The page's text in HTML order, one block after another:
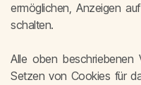
ermöglichen, Anzeigen
schalten.
Alle oben beschriebenen
Setzen von Cookies für